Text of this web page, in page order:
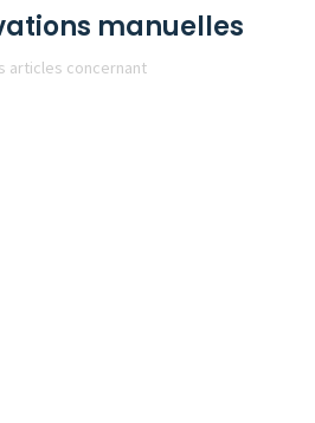
manuelles
articles concernant